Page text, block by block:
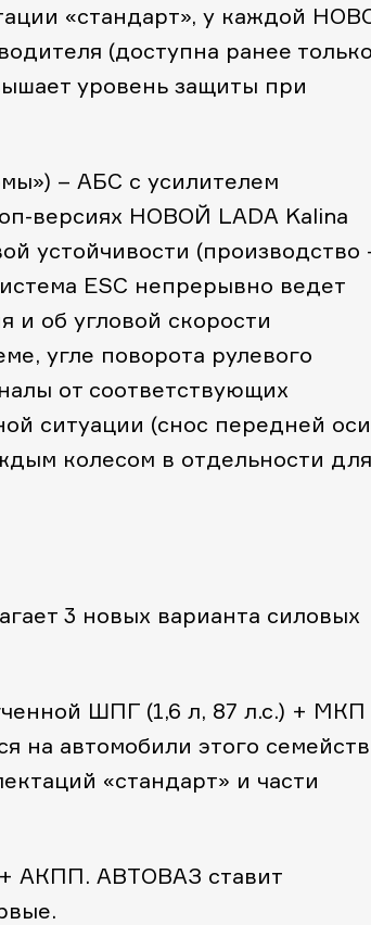
«стандарт», у каждой
(доступна ранее
уровень защиты при
– АБС с усилителем
версиях НОВОЙ LADA Kalina
устойчивости (производство
ESC непрерывно ведет
и об угловой скорости
угле поворота рулевого
от соответствующих
ситуации (снос передней оси
колесом в отдельности для
3 новых варианта силовых
ШПГ (1,6 л, 87 л.с.) + МКП
на автомобили этого
«стандарт» и части
+ АКПП. АВТОВАЗ ставит